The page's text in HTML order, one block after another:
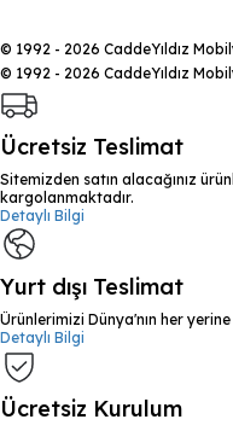
© 1992 - 2026 CaddeYıldız
© 1992 - 2026 CaddeYıldız
Ücretsiz Teslimat
Sitemizden satın alacağınız
kargolanmaktadır.
Detaylı Bilgi
Yurt dışı Teslimat
Ürünlerimizi Dünya'nın her
Detaylı Bilgi
Ücretsiz Kurulum